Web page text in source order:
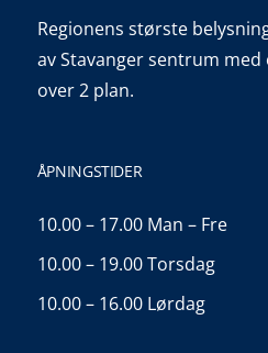
Regionens største
av Stavanger sentrum
over 2 plan.
ÅPNINGSTIDER
10.00 – 17.00 Man – Fre
10.00 – 19.00 Torsdag
10.00 – 16.00 Lørdag